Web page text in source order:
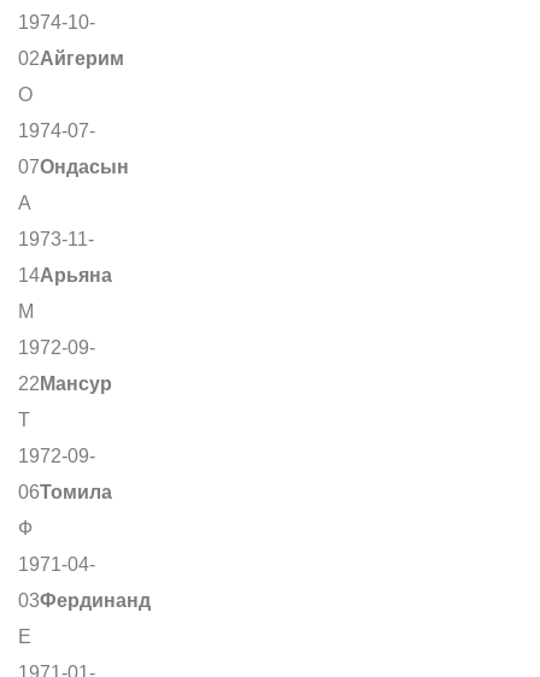
1974-10-
02Айгерим
О
1974-07-
07Ондасын
А
1973-11-
14Арьяна
М
1972-09-
22 Мансур
Т
1972-09-
06Томила
Ф
1971-04-
03Фердинанд
Е
1971-01-